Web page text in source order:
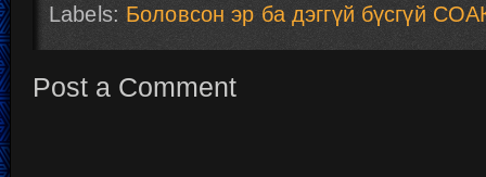
Labels: Боловсон эр ба дэггүй бүсгүй
Post a Comment